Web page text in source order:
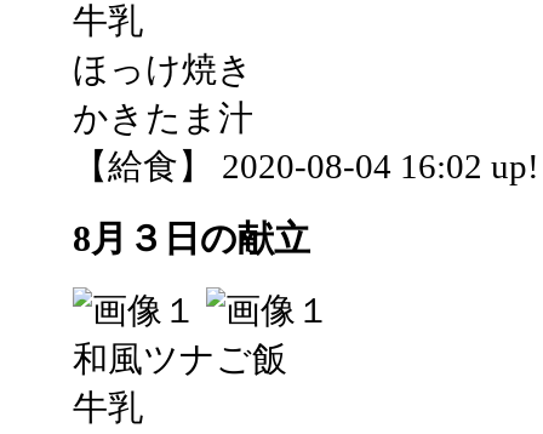
牛乳
ほっけ焼き
かきたま汁
【給食】 2020-08-04 16:02 up!
8月３日の献立
和風ツナご飯
牛乳